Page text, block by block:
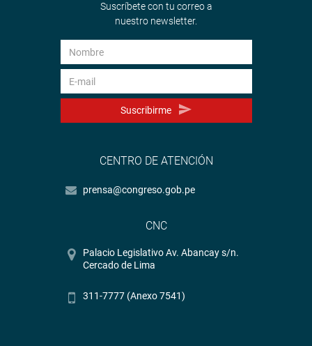
Suscríbete con tu correo a
nuestro newsletter.
Suscribirme
CENTRO DE ATENCIÓN
prensa@congreso.gob.pe
CNC
Palacio Legislativo Av. Abancay s/n.
Cercado de Lima
311-7777 (Anexo 7541)